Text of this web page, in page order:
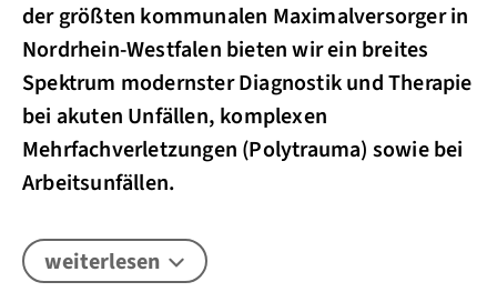
der größten kommunalen Maximalversorger in
Nordrhein-Westfalen bieten wir ein breites
Spektrum modernster Diagnostik und Therapie
bei akuten Unfällen, komplexen
Mehrfachverletzungen (Polytrauma) sowie bei
Arbeitsunfällen.
weiterlesen